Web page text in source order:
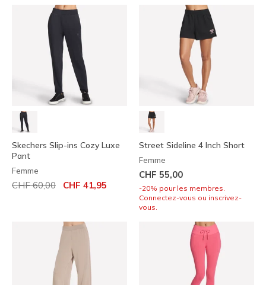
Skechers Slip-ins Cozy Luxe
Pant
Femme
Prix réduit de
CHF 60,00 CHF 41,95
Street Sideline 4 Inch Short
Femme
CHF 55,00
-20% pour les membres.
Connectez-vous ou inscrivez-
vous.